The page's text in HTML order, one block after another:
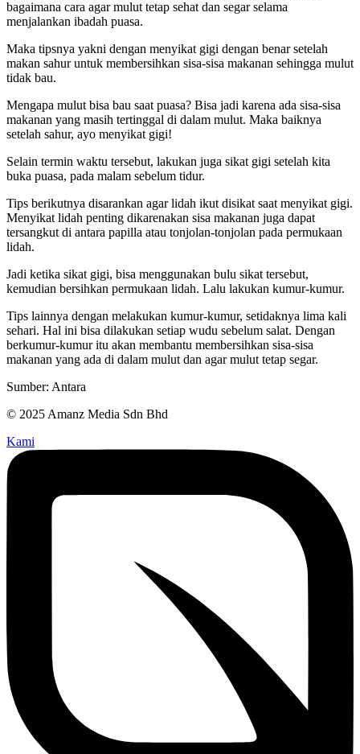
bagaimana cara agar mulut tetap sehat dan segar selama
menjalankan ibadah puasa.
Maka tipsnya yakni dengan menyikat gigi dengan benar setelah
makan sahur untuk membersihkan sisa-sisa makanan sehingga mulut
tidak bau.
Mengapa mulut bisa bau saat puasa? Bisa jadi karena ada sisa-sisa
makanan yang masih tertinggal di dalam mulut. Maka baiknya
setelah sahur, ayo menyikat gigi!
Selain termin waktu tersebut, lakukan juga sikat gigi setelah kita
buka puasa, pada malam sebelum tidur.
Tips berikutnya disarankan agar lidah ikut disikat saat menyikat gigi.
Menyikat lidah penting dikarenakan sisa makanan juga dapat
tersangkut di antara papilla atau tonjolan-tonjolan pada permukaan
lidah.
Jadi ketika sikat gigi, bisa menggunakan bulu sikat tersebut,
kemudian bersihkan permukaan lidah. Lalu lakukan kumur-kumur.
Tips lainnya dengan melakukan kumur-kumur, setidaknya lima kali
sehari. Hal ini bisa dilakukan setiap wudu sebelum salat. Dengan
berkumur-kumur itu akan membantu membersihkan sisa-sisa
makanan yang ada di dalam mulut dan agar mulut tetap segar.
Sumber: Antara
© 2025 Amanz Media Sdn Bhd
Kami